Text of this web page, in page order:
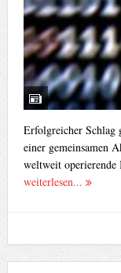
Erfolgreicher Schlag
einer gemeinsamen
weiterlesen...
Veröffentlicht von